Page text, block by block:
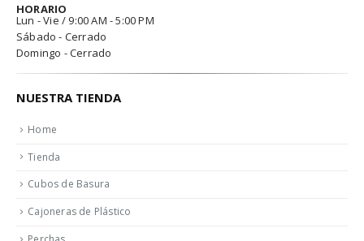
HORARIO
Lun - Vie / 9:00 AM - 5:00 PM
Sábado - Cerrado
Domingo - Cerrado
NUESTRA TIENDA
Home
Tienda
Cubos de Basura
Cajoneras de Plástico